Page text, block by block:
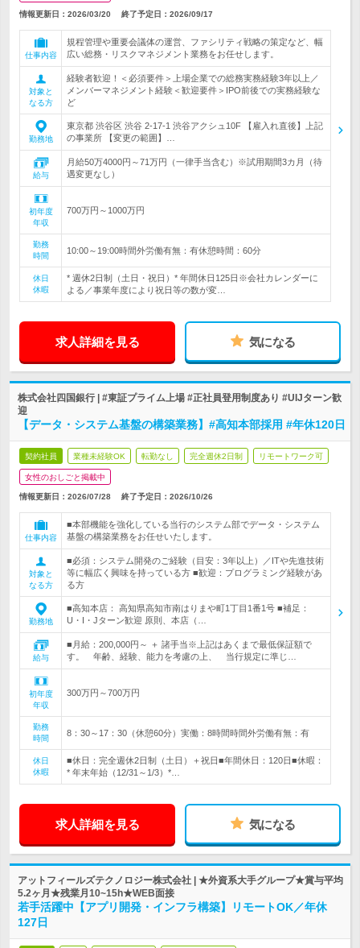
情報更新日：2026/03/20 終了予定日： 2026/09/17
仕事内容
規程管理や重要会議体の運営、ファシリティ戦略の策定など、幅
広い総務・リスクマネジメント業務をお任せします。
対象と
なる方
経験者歓迎！＜必須要件＞上場企業での総務実務経験3年以上／
メンバーマネジメント経験＜歓迎要件＞IPO前後での実務経験な
ど
勤務地
東京都 渋谷区 渋谷 2-17-1 渋谷アクシュ10F 【雇入れ直後】上記
の事業所 【変更の範囲】…
給与
月給50万4000円～71万円（一律手当含む）※試用期間3カ月（待
遇変更なし）
初年度
年収
700万円～1000万円
勤務
時間
10:00～19:00時間外労働有無：有休憩時間：60分
休日
休暇
* 週休2日制（土日・祝日）* 年間休日125日※会社カレンダーに
よる／事業年度により祝日等の数が変…
求人詳細を見る 気になる
株式会社四国銀行 | #東証プライム上場 #正社員登用制度あり #UIJターン歓
迎
【データ・システム基盤の構築業務】#高知本部採用 #年休120日
契約社員 業種未経験OK 転勤なし 完全週休2日制 リモートワーク可
女性のおしごと掲載中
情報更新日：2026/07/28 終了予定日： 2026/10/26
仕事内容
■本部機能を強化している当行のシステム部でデータ・システム
基盤の構築業務をお任せいたします。
対象と
なる方
■必須：システム開発のご経験（目安：3年以上）／ITや先進技術
等に幅広く興味を持っている方 ■歓迎：プログラミング経験があ
る方
勤務地
■高知本店： 高知県高知市南はりまや町1丁目1番1号 ■補足：
U・I・Jターン歓迎 原則、本店（…
給与
■月給：200,000円～ ＋ 諸手当※上記はあくまで最低保証額で
す。 年齢、経験、能力を考慮の上、 当行規定に準じ…
初年度
年収
300万円～700万円
勤務
時間
8：30～17：30（休憩60分）実働：8時間時間外労働有無：有
休日
休暇
■休日：完全週休2日制（土日）＋祝日■年間休日：120日■休暇：
* 年末年始（12/31～1/3）*…
求人詳細を見る 気になる
アットフィールズテクノロジー株式会社 | ★外資系大手グループ★賞与平均
5.2ヶ月★残業月10~15h★WEB面接
若手活躍中【アプリ開発・インフラ構築】リモートOK／年休
127日